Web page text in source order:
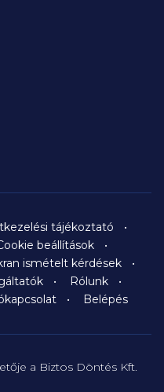
tájékoztató
beállítások
ismételt kérdések
Rólunk
Belépés
a Biztos Döntés Kft.